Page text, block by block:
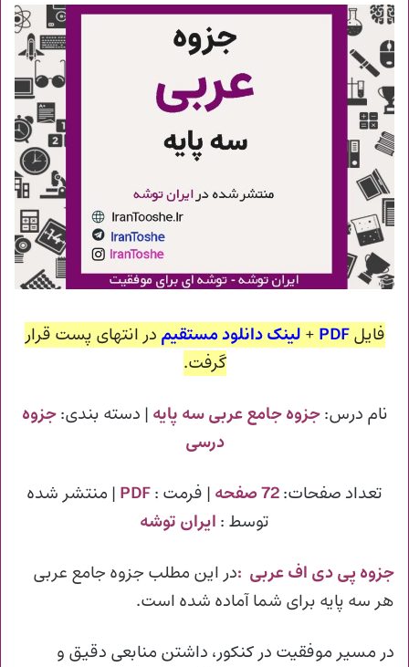
فایلPDF
+ لینک دانلود مستقیم در انتهای پست قرار
گرفت.
نام درس:جزوه جامع عربی سه پایه | دسته بندی:جزوه
درسی
تعداد صفحات:72 صفحه | فرمت :
| منتشر شده
توسط : ایران توشه
جزوه پی دی اف عربی :در این مطلب جزوه جامع عربی
هر سه پایه برای شما آماده شده است.
در مسیر موفقیت در کنکور، داشتن منابعی دقیق و